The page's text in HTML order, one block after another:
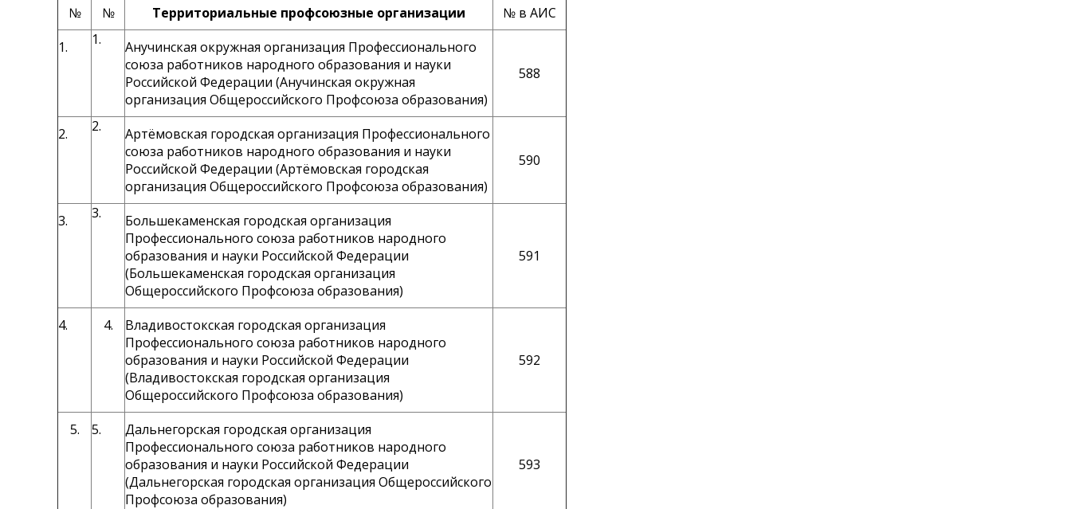
№
№ Территориальные профсоюзные организации
№ в АИС
1.
1.
Анучинская окружная организация Профессионального
союза работников народного образования и науки
Российской Федерации (Анучинская окружная
организация Общероссийского Профсоюза образования)
588
2. 2.
Артёмовская городская организация Профессионального
союза работников народного образования и науки
Российской Федерации (Артёмовская городская
организация Общероссийского Профсоюза образования)
590
3. 3.
Большекаменская городская организация
Профессионального союза работников народного
образования и науки Российской Федерации
(Большекаменская городская организация
Общероссийского Профсоюза образования)
591
4. 4.
Владивостокская городская организация
Профессионального союза работников народного
образования и науки Российской Федерации
(Владивостокская городская организация
Общероссийского Профсоюза образования)
592
5. 5.
Дальнегорская городская организация
Профессионального союза работников народного
образования и науки Российской Федерации
(Дальнегорская городская организация Общероссийского
Профсоюза образования)
593